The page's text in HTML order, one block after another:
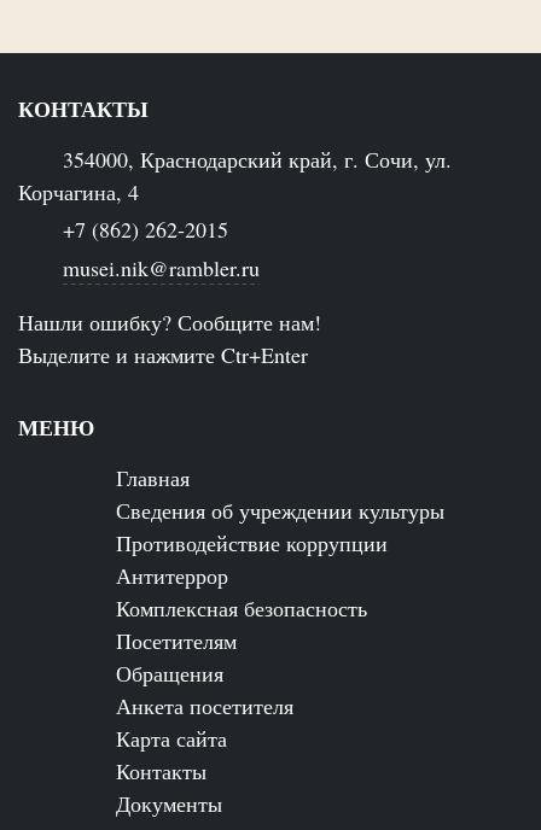
КОНТАКТЫ
354000, Краснодарский край, г. Сочи, ул.
Корчагина, 4
+7 (862) 262-2015
musei.nik@rambler.ru
Нашли ошибку? Сообщите нам!
Выделите и нажмите Ctr+Enter
МЕНЮ
Главная
Сведения об учреждении культуры
Противодействие коррупции
Антитеррор
Комплексная безопасность
Посетителям
Обращения
Анкета посетителя
Карта сайта
Контакты
Документы